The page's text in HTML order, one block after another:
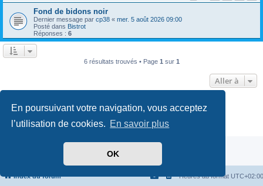
En poursuivant votre navigation, vous acceptez
l’utilisation de cookies. En savoir plus
OK
Fond de bidons noir
Dernier message par cp38 « mer. 5 août 2026 09:00
Posté dans Bistrot
Réponses : 6
6 résultats trouvés • Page 1 sur 1
Aller à
Index du forum Heures au format UTC+02:00
Développé par
® Forum Software © phpBB Limited
Traduit par
phpBB-fr.com
Confidentialité|Conditions